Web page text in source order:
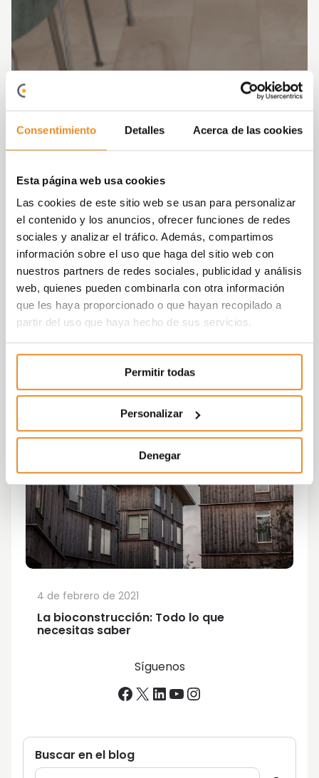
Consentimiento Detalles Acerca de las cookies
Esta página web usa cookies
Las cookies de este sitio web se usan para personalizar
el contenido y los anuncios, ofrecer funciones de redes
sociales y analizar el tráfico. Además, compartimos
información sobre el uso que haga del sitio web con
nuestros partners de redes sociales, publicidad y análisis
web, quienes pueden combinarla con otra información
que les haya proporcionado o que hayan recopilado a
partir del uso que haya hecho de sus servicios.
Permitir todas
Personalizar
Denegar
La bioconstrucción: Todo lo que
necesitas saber
4 de febrero de 2021
Síguenos
Facebook
X LinkedIn
YouTube
Instagram
Buscar en el blog